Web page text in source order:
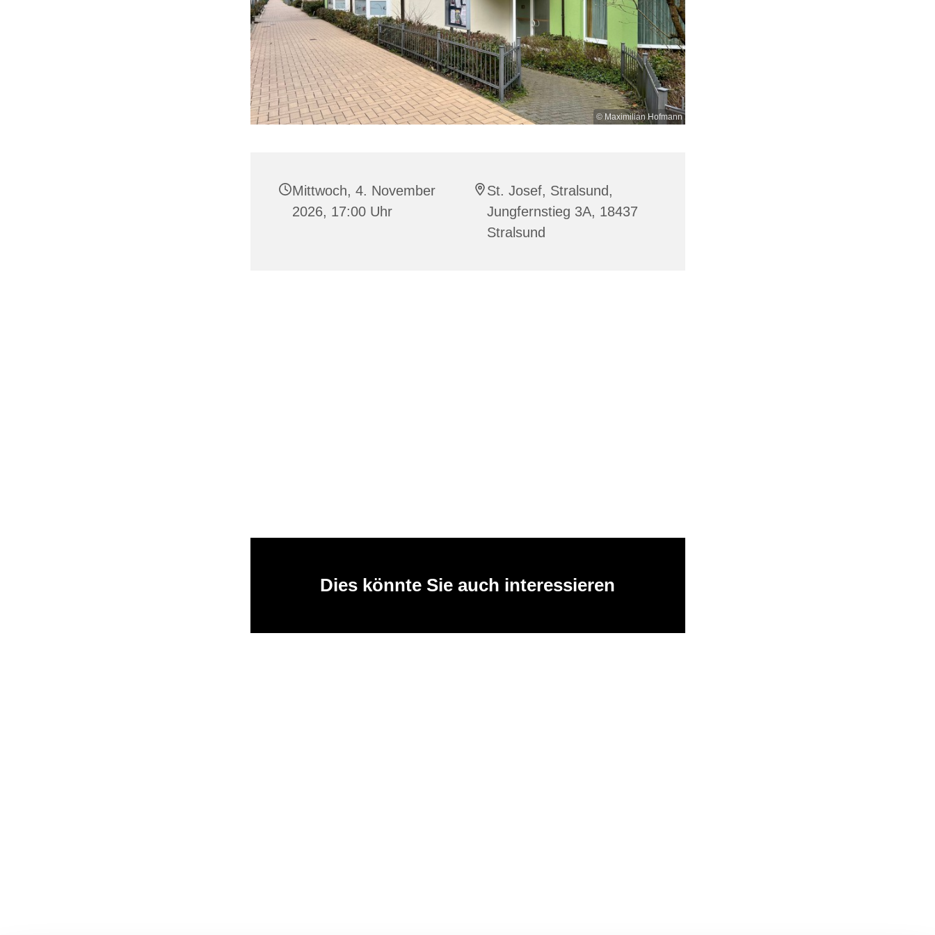
© Maximilian Hofmann
Mittwoch, 4. November
2026, 17:00 Uhr
St. Josef, Stralsund,
Jungfernstieg 3A, 18437
Stralsund
Dies könnte Sie auch interessieren